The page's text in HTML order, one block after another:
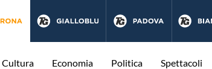
Cultura Economia Politica Spettacoli